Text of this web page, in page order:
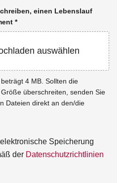
einen Lebenslauf
*
auswählen
4 MB. Sollten die
überschreiten, senden Sie
Dateien direkt an den/die
Speicherung
der Datenschutzrichtlinien